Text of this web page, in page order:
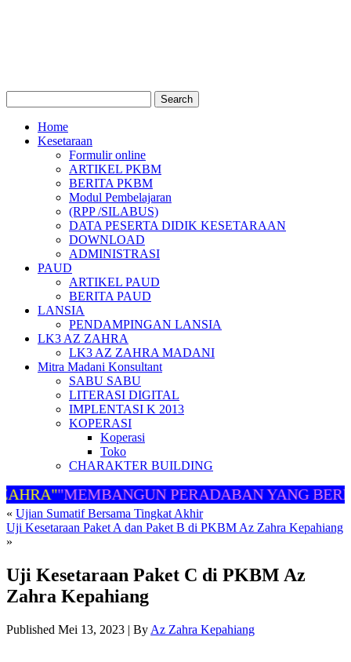
Home
Kesetaraan
Formulir online
ARTIKEL PKBM
BERITA PKBM
Modul Pembelajaran
(RPP /SILABUS)
DATA PESERTA DIDIK KESETARAAN
DOWNLOAD
ADMINISTRASI
PAUD
ARTIKEL PAUD
BERITA PAUD
LANSIA
PENDAMPINGAN LANSIA
LK3 AZ ZAHRA
LK3 AZ ZAHRA MADANI
Mitra Madani Konsultant
SABU SABU
LITERASI DIGITAL
IMPLENTASI K 2013
KOPERASI
Koperasi
Toko
CHARAKTER BUILDING
"MEMBANGUN PERADABAN YANG
« Ujian Sumatif Bersama Tingkat Akhir
Uji Kesetaraan Paket A dan Paket B di PKBM Az Zahra Kepahiang
»
Uji Kesetaraan Paket C di PKBM Az
Zahra Kepahiang
Published Mei 13, 2023 | By Az Zahra Kepahiang